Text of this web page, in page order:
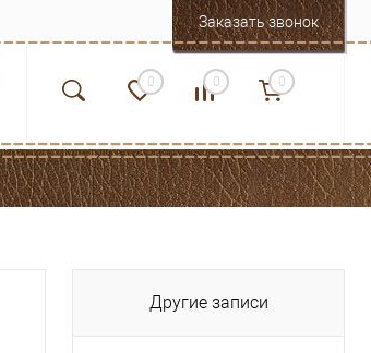
Заказать звонок
0 0 0
Другие записи